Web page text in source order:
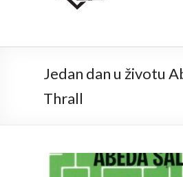
Jedan dan u životu
Thrall